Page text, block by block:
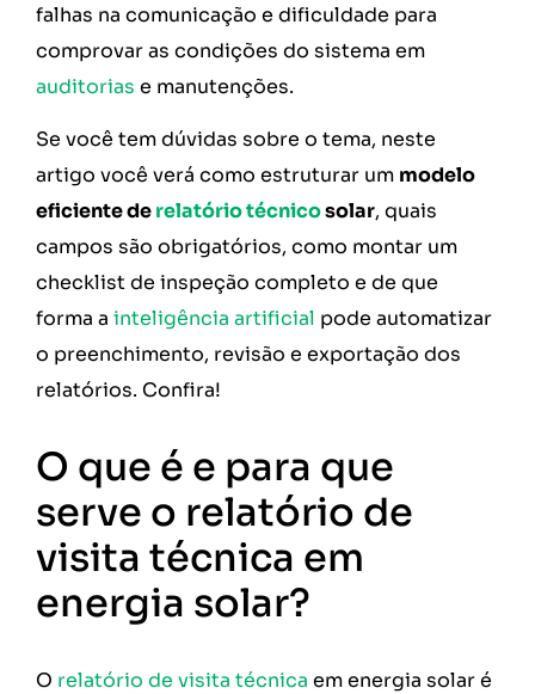
falhas na comunicação e dificuldade para
comprovar as condições do sistema em
auditorias e manutenções.
Se você tem dúvidas sobre o tema, neste
artigo você verá como estruturar um modelo
eficiente derelatório técnicosolar, quais
campos são obrigatórios, como montar um
checklist de inspeção completo e de que
forma a inteligência artificial pode automatizar
o preenchimento, revisão e exportação dos
relatórios. Confira!
O que é e para que
serve o relatório de
visita técnica em
energia solar?
O relatório de visita técnica em energia solar é